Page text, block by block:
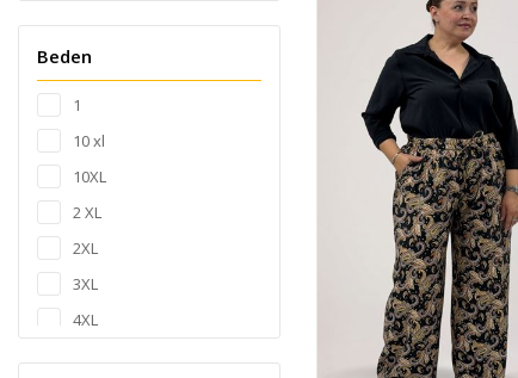
Beden
1
10 xl
10XL
2 XL
2XL
3XL
4XL